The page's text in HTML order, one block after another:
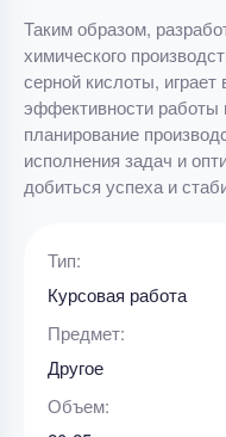
Таким образом,
химического
серной кислоты,
эффективности работы
планирование
исполнения задач и
добиться успеха и
Тип:
Курсовая работа
Предмет:
Другое
Объем: